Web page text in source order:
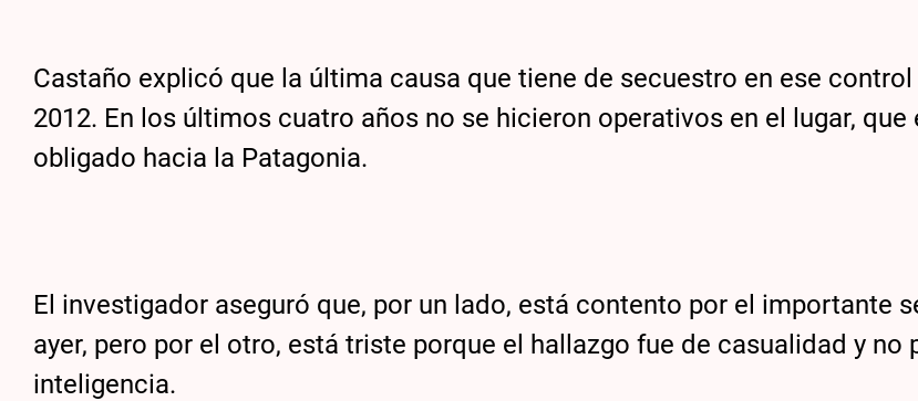
Castaño explicó que la última causa que tiene de secuestro en ese
2012. En los últimos cuatro años no se hicieron operativos en el lugar, que
obligado hacia la Patagonia.
El investigador aseguró que, por un lado, está contento por el importante
ayer, pero por el otro, está triste porque el hallazgo fue de casualidad y no
inteligencia.